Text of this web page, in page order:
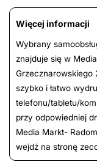
Więcej informacji
Wybrany
znajduje się w
Grzecznarowskiego
szybko i łatwo
telefonu/tabletu/
przy odpowiedniej
Media Markt-
wejdź na stronę